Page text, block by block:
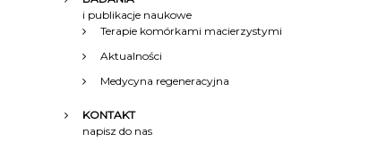
i publikacje naukowe
Terapie komórkami macierzystymi
Aktualności
Medycyna regeneracyjna
KONTAKT
napisz do nas